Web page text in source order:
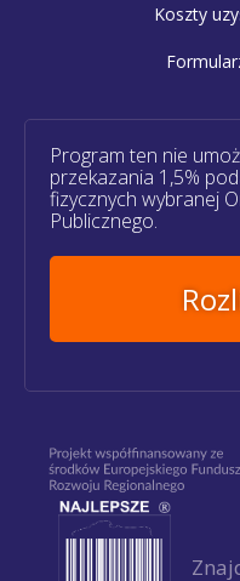
Koszty
Program ten nie
przekazania 1,5%
fizycznych wybranej
Publicznego.